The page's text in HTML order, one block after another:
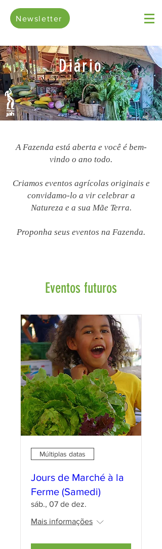
Newsletter
Diário
A Fazenda está aberta e você é bem-
vindo o ano todo.
Criamos eventos agrícolas originais e
convidamo-lo a vir celebrar a
Natureza e a sua Mãe Terra.
Proponha seus eventos na Fazenda.
Eventos futuros
Múltiplas datas
Jours de Marché à la
Ferme (Samedi)
sáb., 07 de dez.
Mais informações